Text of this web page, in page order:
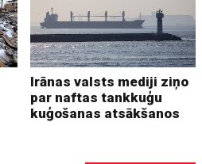
Irānas valsts mediji ziņo
par naftas tankkuģu
kuģošanas atsākšanos